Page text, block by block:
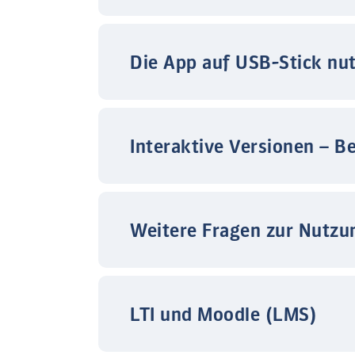
Die App auf USB-Stick
Interaktive Versionen –
Weitere Fragen zur
LTI und Moodle (LMS)